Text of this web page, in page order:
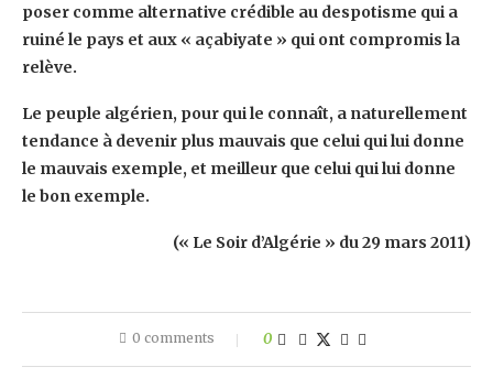
poser comme alternative crédible au despotisme qui a
ruiné le pays et aux « açabiyate » qui ont compromis la
relève.
Le peuple algérien, pour qui le connaît, a naturellement
tendance à devenir plus mauvais que celui qui lui donne
le mauvais exemple, et meilleur que celui qui lui donne
le bon exemple.
(« Le Soir d’Algérie » du 29 mars 2011)
0 comments 0